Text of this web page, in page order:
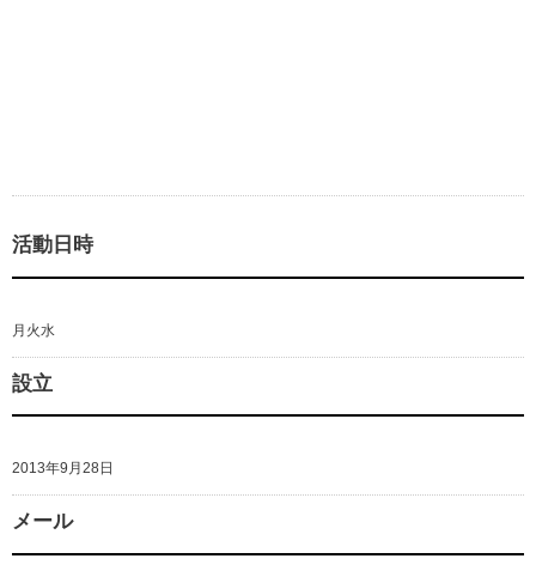
活動日時
月火水
設立
2013年9月28日
メール